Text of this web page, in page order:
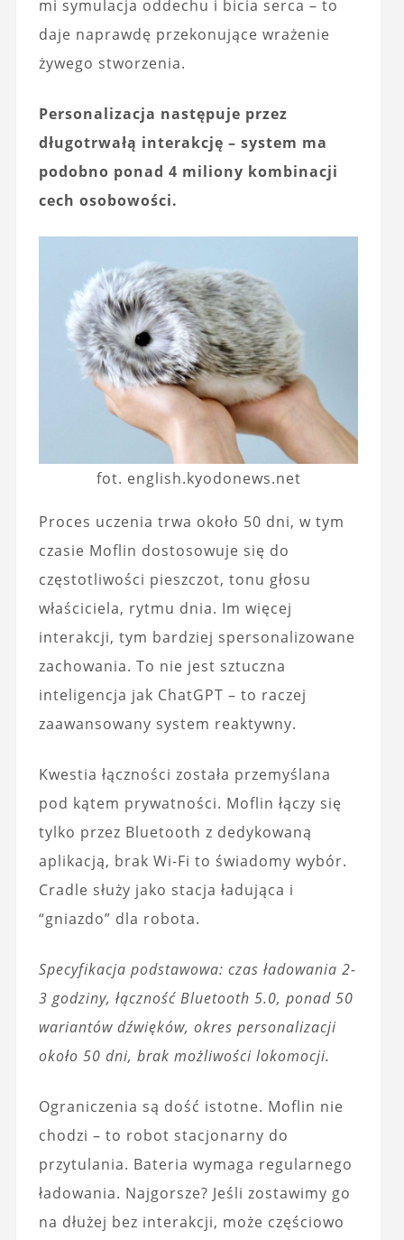
mi symulacja oddechu i bicia serca – to
daje naprawdę przekonujące wrażenie
żywego stworzenia.
Personalizacja następuje przez
długotrwałą interakcję – system ma
podobno ponad 4 miliony kombinacji
cech osobowości.
fot. english.kyodonews.net
Proces uczenia trwa około 50 dni, w tym
czasie Moflin dostosowuje się do
częstotliwości pieszczot, tonu głosu
właściciela, rytmu dnia. Im więcej
interakcji, tym bardziej spersonalizowane
zachowania. To nie jest sztuczna
inteligencja jak ChatGPT – to raczej
zaawansowany system reaktywny.
Kwestia łączności została przemyślana
pod kątem prywatności. Moflin łączy się
tylko przez Bluetooth z dedykowaną
aplikacją, brak Wi-Fi to świadomy wybór.
Cradle służy jako stacja ładująca i
“gniazdo” dla robota.
Specyfikacja podstawowa: czas ładowania 2-
3 godziny, łączność Bluetooth 5.0, ponad 50
wariantów dźwięków, okres personalizacji
około 50 dni, brak możliwości lokomocji.
Ograniczenia są dość istotne. Moflin nie
chodzi – to robot stacjonarny do
przytulania. Bateria wymaga regularnego
ładowania. Najgorsze? Jeśli zostawimy go
na dłużej bez interakcji, może częściowo